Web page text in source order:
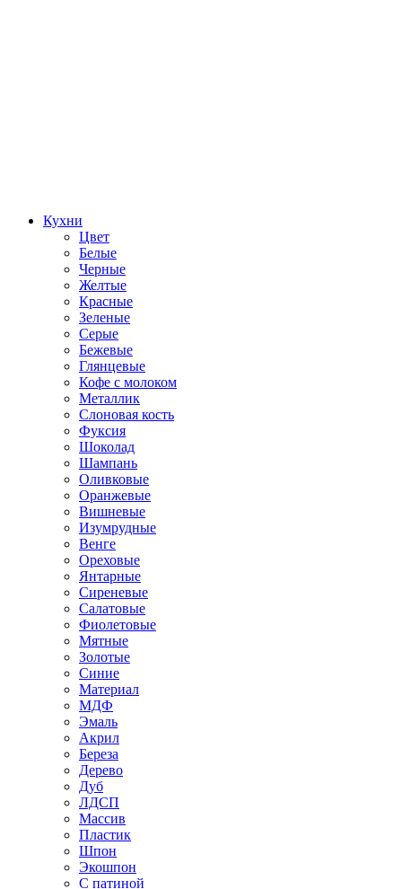
Кухни
Цвет
Белые
Черные
Желтые
Красные
Зеленые
Серые
Бежевые
Глянцевые
Кофе с молоком
Металлик
Слоновая кость
Фуксия
Шоколад
Шампань
Оливковые
Оранжевые
Вишневые
Изумрудные
Венге
Ореховые
Янтарные
Сиреневые
Салатовые
Фиолетовые
Мятные
Золотые
Синие
Материал
МДФ
Эмаль
Акрил
Береза
Дерево
Дуб
ЛДСП
Массив
Пластик
Шпон
Экошпон
С патиной